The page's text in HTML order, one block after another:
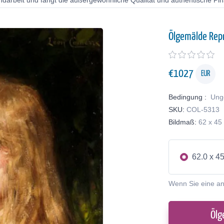
Ölgemälde
€1027 EUR
Bedingung :
SKU: COL-5313
Bildmaß: 62 x 45
62.0 x
Wenn Sie eine